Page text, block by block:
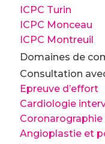
ICPC Turin
ICPC Monceau
ICPC Montreuil
Domaines de
Consultation
Epreuve d’effort
Cardiologie
Coronarographie
Angioplastie et